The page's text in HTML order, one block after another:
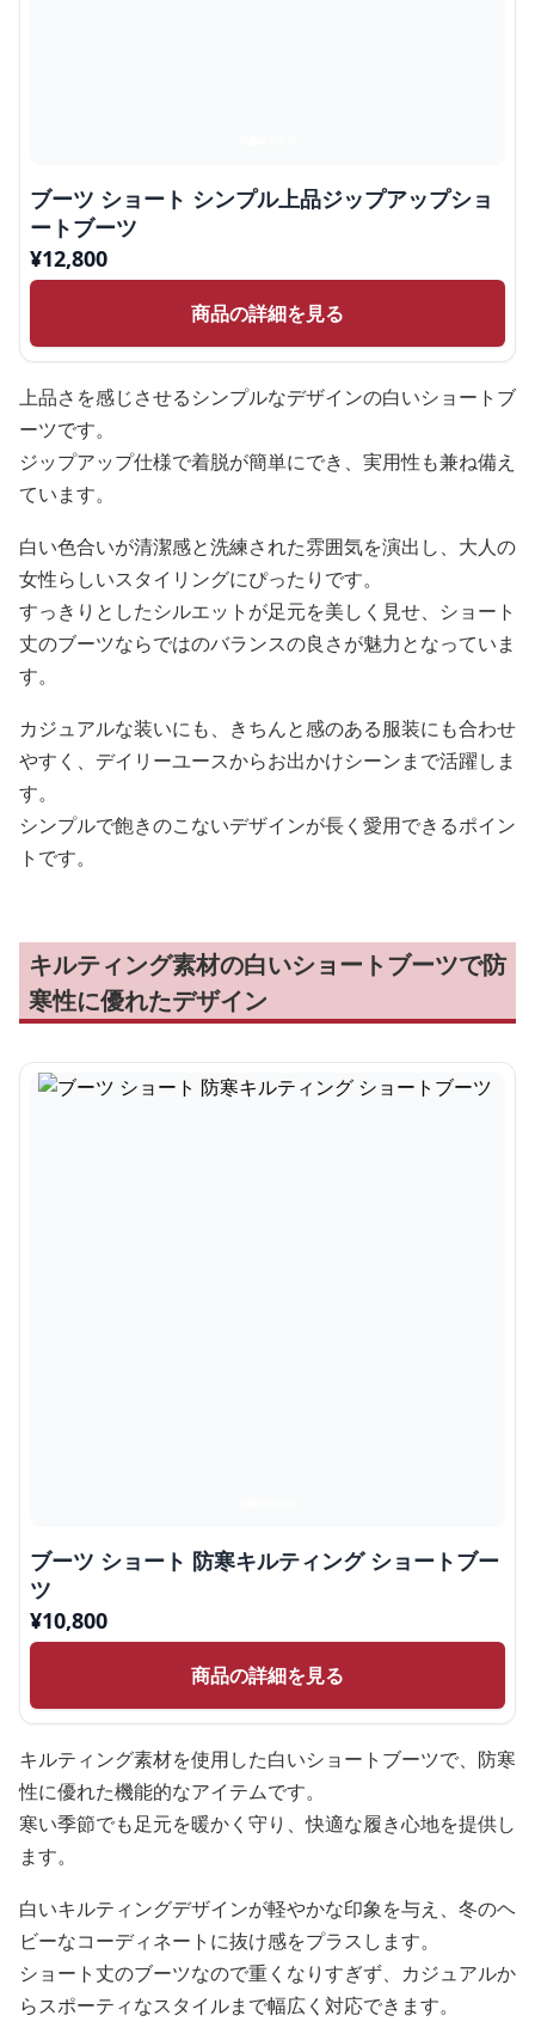
ブーツ ショート シンプル上品ジップアップショ
ートブーツ
¥12,800
商品の詳細を見る
上品さを感じさせるシンプルなデザインの白いショートブ
ーツです。
ジップアップ仕様で着脱が簡単にでき、実用性も兼ね備え
ています。
白い色合いが清潔感と洗練された雰囲気を演出し、大人の
女性らしいスタイリングにぴったりです。
すっきりとしたシルエットが足元を美しく見せ、ショート
丈のブーツならではのバランスの良さが魅力となっていま
す。
カジュアルな装いにも、きちんと感のある服装にも合わせ
やすく、デイリーユースからお出かけシーンまで活躍しま
す。
シンプルで飽きのこないデザインが長く愛用できるポイン
トです。
キルティング素材の白いショートブーツで防
寒性に優れたデザイン
ブーツ ショート 防寒キルティング ショートブー
ツ
¥10,800
商品の詳細を見る
キルティング素材を使用した白いショートブーツで、防寒
性に優れた機能的なアイテムです。
寒い季節でも足元を暖かく守り、快適な履き心地を提供し
ます。
白いキルティングデザインが軽やかな印象を与え、冬のヘ
ビーなコーディネートに抜け感をプラスします。
ショート丈のブーツなので重くなりすぎず、カジュアルか
らスポーティなスタイルまで幅広く対応できます。